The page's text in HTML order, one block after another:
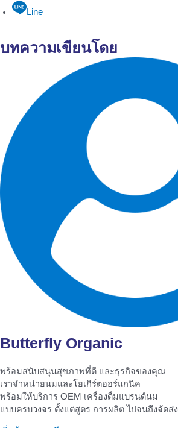
Line
บทความเขียนโดย
Butterfly Organic
พร้อมสนับสนุนสุขภาพที่ดี และธุรกิจของคุณ
เราจำหน่ายนมและโยเกิร์ตออร์แกนิค
พร้อมให้บริการ OEM เครื่องดื่มแบรนด์นม
แบบครบวงจร ตั้งแต่สูตร การผลิต ไปจนถึงจัดส่ง